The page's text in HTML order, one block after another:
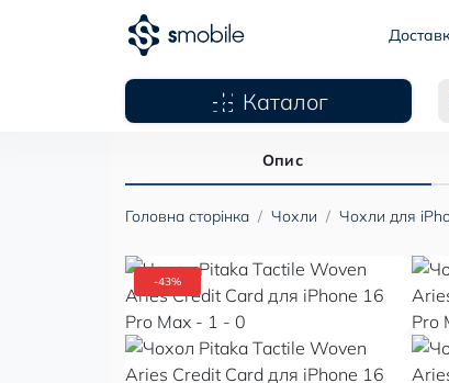
Каталог
Головна сторінка Чохли Чохли для
Опис
-43%